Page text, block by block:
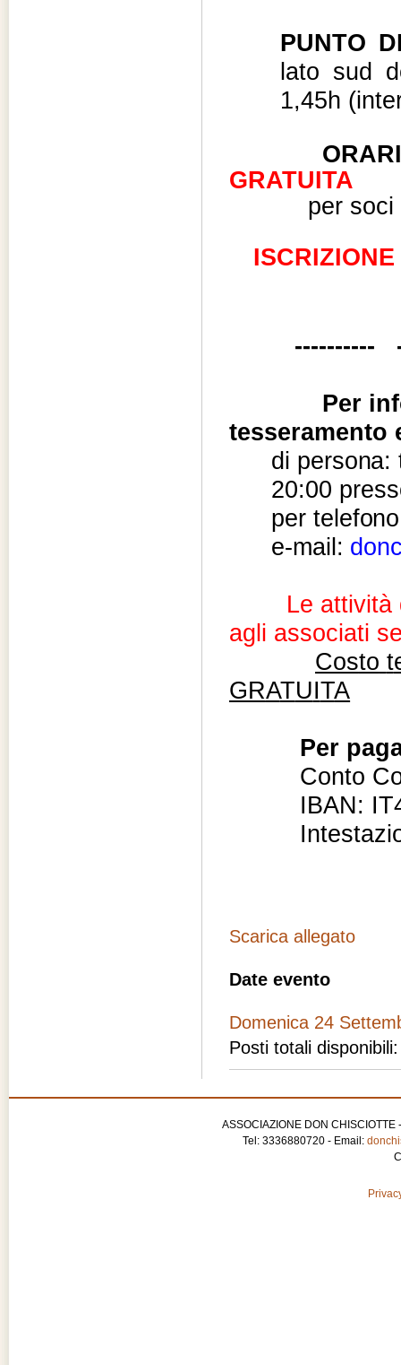
PUNTO
lato sud
1,45h
GRATUITA
per soci
----------
Per
tesseramento
di persona:
20:00
per
e-mail:
Le attività
agli associati
Costo t
GRATUITA
Per
Conto
IBAN:
Scarica allegato
Date evento
Domenica 24
Posti totali
ASSOCIAZIONE DON
Tel: 3336880720 - Email: